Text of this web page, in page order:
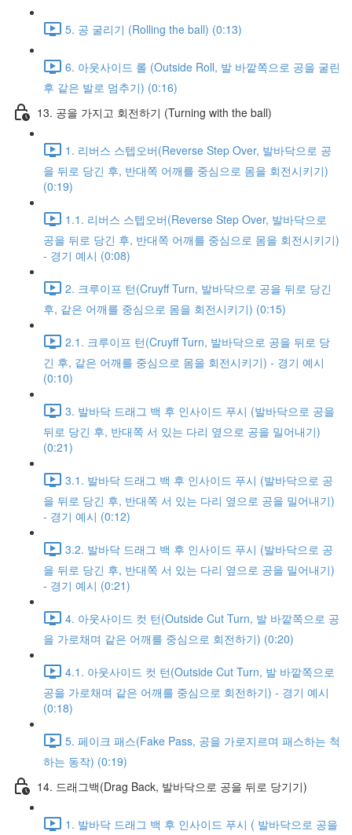
5. 공 굴리기 (Rolling the ball) (0:13)
6. 아웃사이드 롤 (Outside Roll, 발 바깥쪽으로 공을 굴린
후 같은 발로 멈추기) (0:16)
13. 공을 가지고 회전하기 (Turning with the ball)
1. 리버스 스텝오버(Reverse Step Over, 발바닥으로 공
을 뒤로 당긴 후, 반대쪽 어깨를 중심으로 몸을 회전시키기)
(0:19)
1.1. 리버스 스텝오버(Reverse Step Over, 발바닥으로
공을 뒤로 당긴 후, 반대쪽 어깨를 중심으로 몸을 회전시키기)
- 경기 예시 (0:08)
2. 크루이프 턴(Cruyff Turn, 발바닥으로 공을 뒤로 당긴
후, 같은 어깨를 중심으로 몸을 회전시키기) (0:15)
2.1. 크루이프 턴(Cruyff Turn, 발바닥으로 공을 뒤로 당
긴 후, 같은 어깨를 중심으로 몸을 회전시키기) - 경기 예시
(0:10)
3. 발바닥 드래그 백 후 인사이드 푸시 (발바닥으로 공을
뒤로 당긴 후, 반대쪽 서 있는 다리 옆으로 공을 밀어내기)
(0:21)
3.1. 발바닥 드래그 백 후 인사이드 푸시 (발바닥으로 공
을 뒤로 당긴 후, 반대쪽 서 있는 다리 옆으로 공을 밀어내기)
- 경기 예시 (0:12)
3.2. 발바닥 드래그 백 후 인사이드 푸시 (발바닥으로 공
을 뒤로 당긴 후, 반대쪽 서 있는 다리 옆으로 공을 밀어내기)
- 경기 예시 (0:21)
4. 아웃사이드 컷 턴(Outside Cut Turn, 발 바깥쪽으로 공
을 가로채며 같은 어깨를 중심으로 회전하기) (0:20)
4.1. 아웃사이드 컷 턴(Outside Cut Turn, 발 바깥쪽으로
공을 가로채며 같은 어깨를 중심으로 회전하기) - 경기 예시
(0:18)
5. 페이크 패스(Fake Pass, 공을 가로지르며 패스하는 척
하는 동작) (0:19)
14. 드래그백(Drag Back, 발바닥으로 공을 뒤로 당기기)
1. 발바닥 드래그 백 후 인사이드 푸시 ( 발바닥으로 공을